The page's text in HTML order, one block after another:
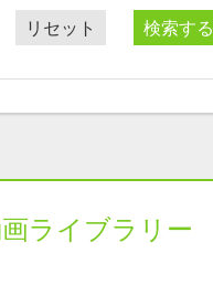
リセット 検索する
ライブラリー